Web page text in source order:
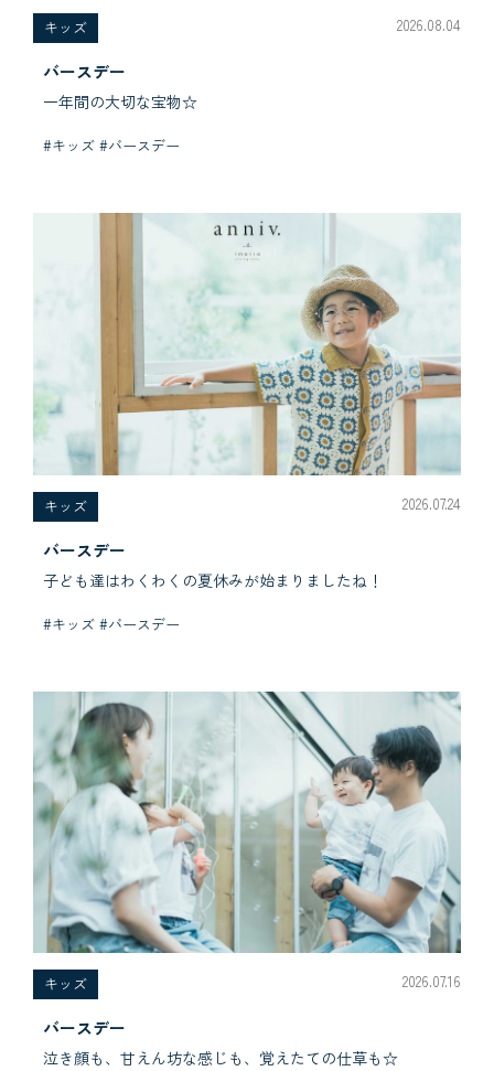
キッズ 2026.08.04
バースデー
一年間の大切な宝物☆
#キッズ #バースデー
キッズ 2026.07.24
バースデー
子ども達はわくわくの夏休みが始まりましたね！
#キッズ #バースデー
キッズ 2026.07.16
バースデー
泣き顔も、甘えん坊な感じも、覚えたての仕草も☆